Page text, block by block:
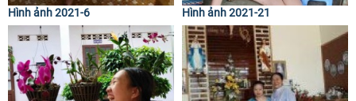
Hình ảnh 2021-6 Hình ảnh 2021-21